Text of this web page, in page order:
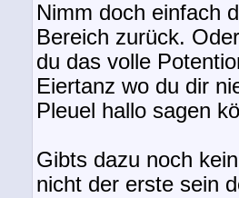
Nimm doch einfach
Bereich zurück.
du das volle
Eiertanz wo du dir
Pleuel hallo sagen
Gibts dazu noch
nicht der erste sein